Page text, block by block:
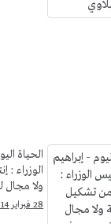
الحياة
الوزراء
ولا مجال
28 فبراير 2014 6:00 م